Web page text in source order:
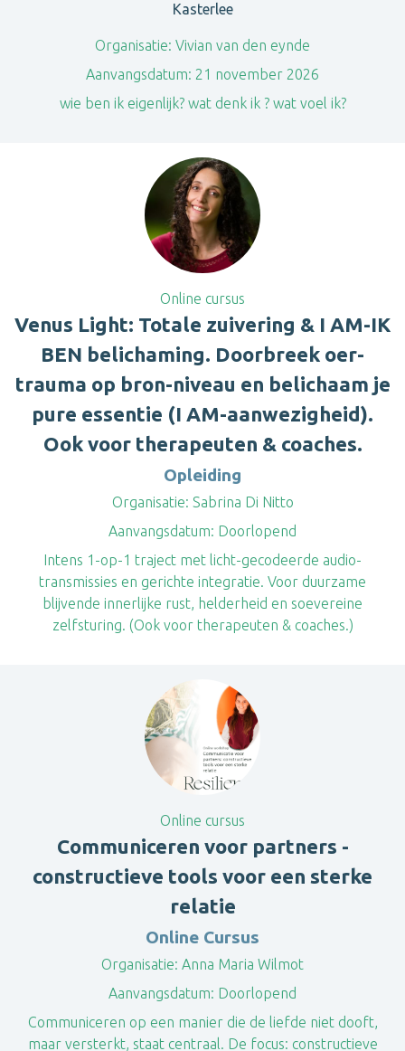
Kasterlee
Organisatie: Vivian van den eynde
Aanvangsdatum: 21 november 2026
wie ben ik eigenlijk? wat denk ik ? wat voel ik?
Online cursus
Venus Light: Totale zuivering & I AM-IK
BEN belichaming. Doorbreek oer-
trauma op bron-niveau en belichaam je
pure essentie (I AM-aanwezigheid).
Ook voor therapeuten & coaches.
Opleiding
Organisatie: Sabrina Di Nitto
Aanvangsdatum: Doorlopend
Intens 1-op-1 traject met licht-gecodeerde audio-
transmissies en gerichte integratie. Voor duurzame
blijvende innerlijke rust, helderheid en soevereine
zelfsturing. (Ook voor therapeuten & coaches.)
Online cursus
Communiceren voor partners -
constructieve tools voor een sterke
relatie
Online Cursus
Organisatie: Anna Maria Wilmot
Aanvangsdatum: Doorlopend
Communiceren op een manier die de liefde niet dooft,
maar versterkt, staat centraal. De focus: constructieve